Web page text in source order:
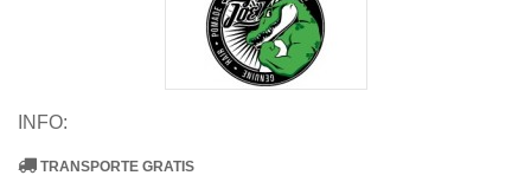
INFO:
TRANSPORTE GRATIS